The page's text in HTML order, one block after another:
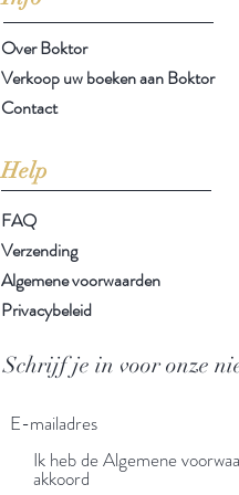
Over Boktor
Verkoop uw boeken aan Boktor
Contact
Help
FAQ
Verzending
Algemene voorwaarden
Privacybeleid
Schrijf je in voor onze
Ik heb de Algemene
akkoord